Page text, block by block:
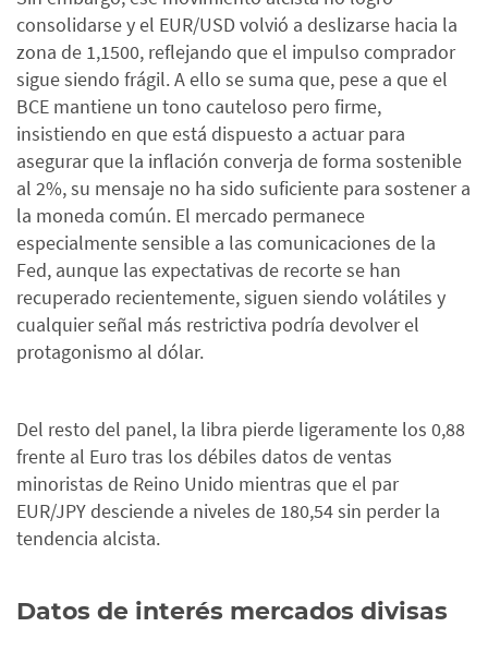
consolidarse y el EUR/USD volvió a deslizarse hacia la
zona de 1,1500, reflejando que el impulso comprador
sigue siendo frágil. A ello se suma que, pese a que el
BCE mantiene un tono cauteloso pero firme,
insistiendo en que está dispuesto a actuar para
asegurar que la inflación converja de forma sostenible
al 2%, su mensaje no ha sido suficiente para sostener a
la moneda común. El mercado permanece
especialmente sensible a las comunicaciones de la
Fed, aunque las expectativas de recorte se han
recuperado recientemente, siguen siendo volátiles y
cualquier señal más restrictiva podría devolver el
protagonismo al dólar.
Del resto del panel, la libra pierde ligeramente los 0,88
frente al Euro tras los débiles datos de ventas
minoristas de Reino Unido mientras que el par
EUR/JPY desciende a niveles de 180,54 sin perder la
tendencia alcista.
Datos de interés mercados divisas